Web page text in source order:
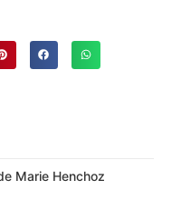
Marie Henchoz